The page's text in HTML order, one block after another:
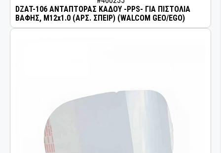
DZAT-106 ΑΝΤΑΠΤΟΡΑΣ ΚΑΔΟΥ -PPS- ΓΙΑ ΠΙΣΤΟΛΙΑ
ΒΑΦΗΣ, M12x1.0 (ΑΡΣ. ΣΠΕΙΡ) (WALCOM GEO/EGO)